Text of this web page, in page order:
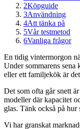
2Köpguide
3Användning
4Att tänka på
5Vår testmetod
6Vanliga frågor
En tidig vintermorgon
Under sommarens
eller ett familjekök är
Det som ofta går snett
modeller där kapacitet
glas. Tänk också på
Vi har granskat